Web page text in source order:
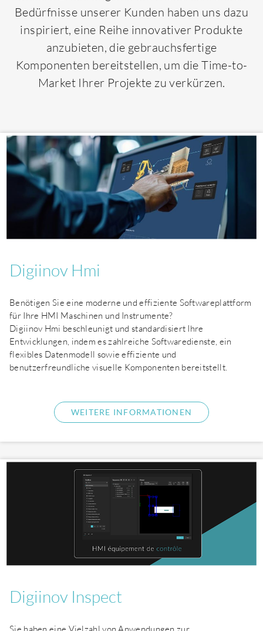
Bedürfnisse unserer Kunden haben uns dazu
inspiriert, eine Reihe innovativer Produkte
anzubieten, die gebrauchsfertige
Komponenten bereitstellen, um die Time-to-
Market Ihrer Projekte zu verkürzen.
Digiinov Hmi
Benötigen Sie eine moderne und effiziente Softwareplattform
für Ihre HMI Maschinen und Instrumente?
Digiinov Hmi beschleunigt und standardisiert Ihre
Entwicklungen, indem es zahlreiche Softwaredienste, ein
flexibles Datenmodell sowie effiziente und
benutzerfreundliche visuelle Komponenten bereitstellt.
WEITERE INFORMATIONEN
Digiinov Inspect